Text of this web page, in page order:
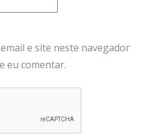
e site neste navegador
eu comentar.